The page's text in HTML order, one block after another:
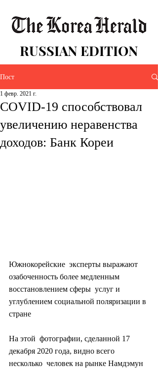
RUSSIAN EDITION
Пост
COVID-19 способствовал
увеличению неравенства
доходов: Банк Кореи
1 февр. 2021 г.
Южнокорейские  эксперты выражают
озабоченность более медленным
восстановлением сферы  услуг и
углублением социальной поляризации в
стране
На этой  фотографии, сделанной 17
декабря 2020 года, видно всего
несколько  человек на рынке Намдэмун